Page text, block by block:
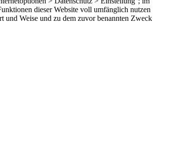
dieser Website voll umfänglich nutzen
und Weise und zu dem zuvor benannten Zweck